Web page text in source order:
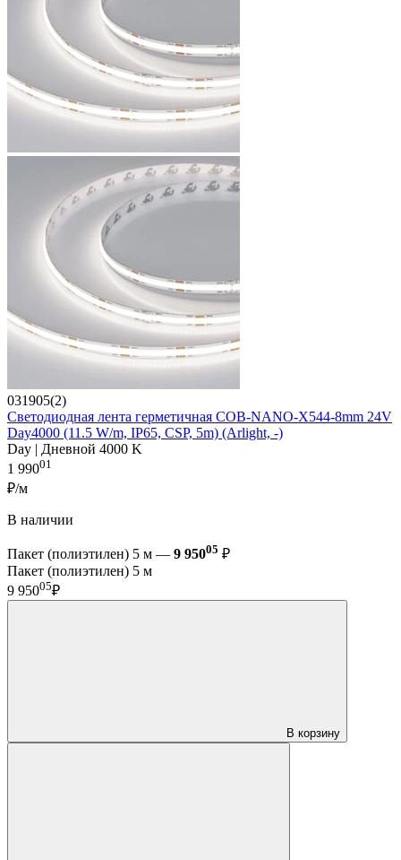
031905(2)
Светодиодная лента герметичная COB-NANO-X544-8mm 24V
Day4000 (11.5 W/m, IP65, CSP, 5m) (Arlight, -)
Day | Дневной 4000 K
1 99001
₽/м
В наличии
Пакет (полиэтилен) 5 м — 9 95005 ₽
Пакет (полиэтилен) 5 м
9 95005₽
В корзину